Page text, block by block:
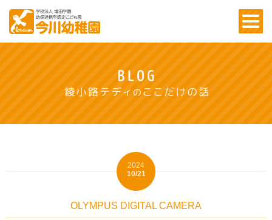
2024
10/21
OLYMPUS DIGITAL CAMERA